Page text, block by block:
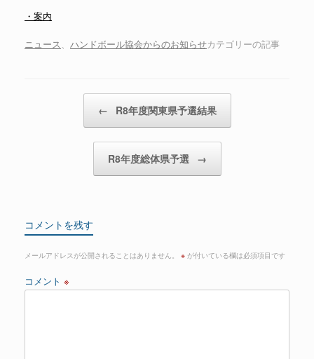
・案内
ニュース ハンドボール協会からのお知らせカテゴリーの記事
← R8年度関東県予選結果
R8年度総体県予選 →
コメントを残す
メールアドレスが公開されることはありません。 ※ が付いている欄は必須項目です
コメント ※